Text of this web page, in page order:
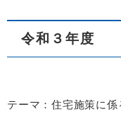
令和３年度
テーマ：住宅施策に